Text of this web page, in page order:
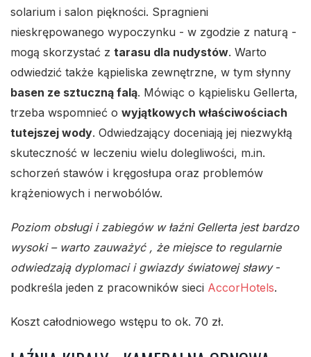
solarium i salon piękności. Spragnieni
nieskrępowanego wypoczynku - w zgodzie z naturą -
mogą skorzystać z tarasu dla nudystów. Warto
odwiedzić także kąpieliska zewnętrzne, w tym słynny
basen ze sztuczną falą. Mówiąc o kąpielisku Gellerta,
trzeba wspomnieć o wyjątkowych właściwościach
tutejszej wody. Odwiedzający doceniają jej niezwykłą
skuteczność w leczeniu wielu dolegliwości, m.in.
schorzeń stawów i kręgosłupa oraz problemów
krążeniowych i nerwobólów.
Poziom obsługi i zabiegów w łaźni Gellerta jest bardzo
wysoki – warto zauważyć , że miejsce to regularnie
odwiedzają dyplomaci i gwiazdy światowej sławy-
podkreśla jeden z pracowników sieci AccorHotels.
Koszt całodniowego wstępu to ok. 70 zł.